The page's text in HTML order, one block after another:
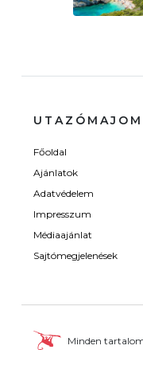
UTAZÓMAJOM
Főoldal
Ajánlatok
Adatvédelem
Impresszum
Médiaajánlat
Sajtómegjelenések
Minden